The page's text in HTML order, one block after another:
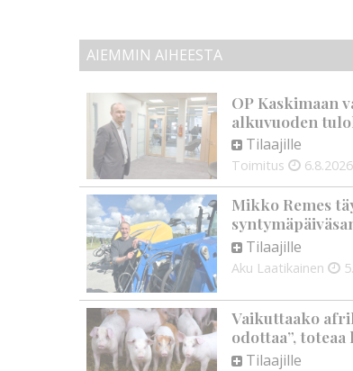
AIEMMIN AIHEESTA
OP Kaskimaan
alkuvuoden
Tilaajille
Toimitus 6.8.2026
Mikko Remes
Tilaajille
Aku Laatikainen
Vaikuttaako
odottaa”,
Tilaajille